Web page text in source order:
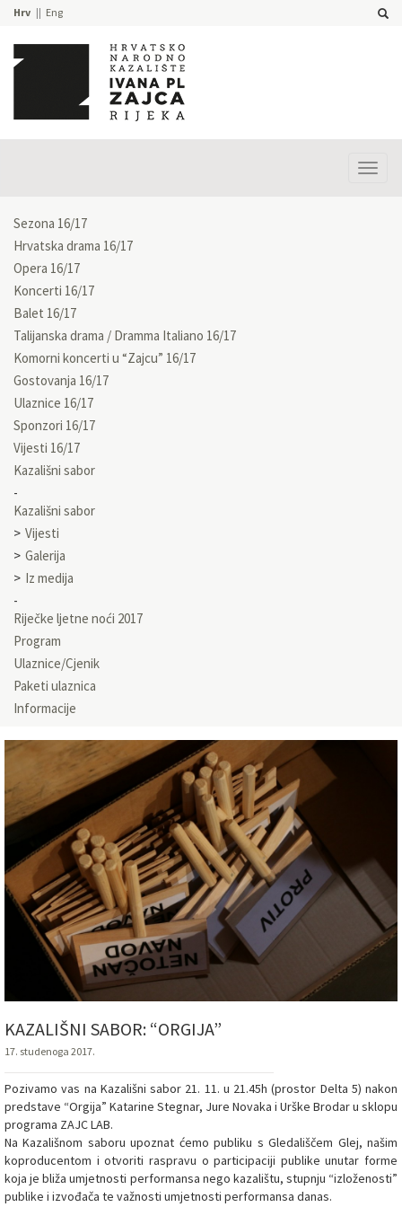
Hrv Eng
Sezona 16/17
Hrvatska drama 16/17
Opera 16/17
Koncerti 16/17
Balet 16/17
Talijanska drama / Dramma Italiano 16/17
Komorni koncerti u “Zajcu” 16/17
Gostovanja 16/17
Ulaznice 16/17
Sponzori 16/17
Vijesti 16/17
Kazališni sabor
Kazališni sabor
Vijesti
Galerija
Iz medija
Riječke ljetne noći 2017
Program
Ulaznice/Cjenik
Paketi ulaznica
Informacije
KAZALIŠNI SABOR: “ORGIJA”
17. studenoga 2017.
Pozivamo vas na Kazališni sabor 21. 11. u 21.45h (prostor Delta 5) nakon
predstave “Orgija” Katarine Stegnar, Jure Novaka i Urške Brodar u sklopu
programa ZAJC LAB.
Na Kazališnom saboru upoznat ćemo publiku s Gledališčem Glej, našim
koproducentom i otvoriti raspravu o participaciji publike unutar forme
koja je bliža umjetnosti performansa nego kazalištu, stupnju “izloženosti”
publike i izvođača te važnosti umjetnosti performansa danas.